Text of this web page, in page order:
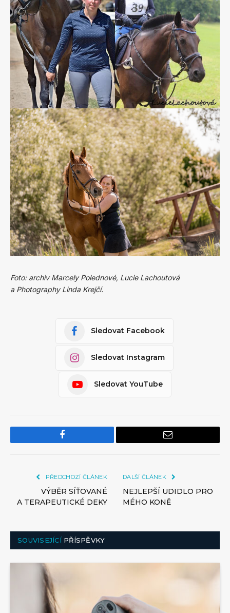
Foto: archiv Marcely Polednové, Lucie Lachoutová
a Photography Linda Krejčí.
Sledovat Facebook
Sledovat Instagram
Sledovat YouTube
Facebook Email
PŘEDCHOZÍ ČLÁNEK
VÝBĚR SÍŤOVANÉ
A TERAPEUTICKÉ DEKY
DALŠÍ ČLÁNEK
NEJLEPŠÍ UDIDLO PRO
MÉHO KONĚ
SOUVISEJÍCÍPŘÍSPĚVKY